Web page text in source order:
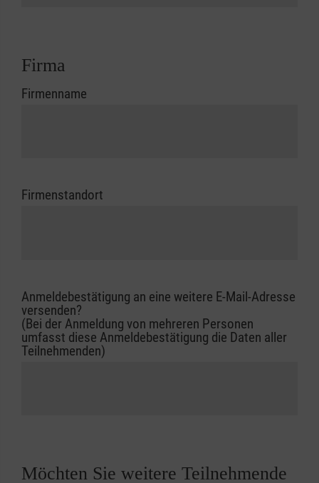
Firma
Firmenname
Firmenstandort
Anmeldebestätigung an eine weitere E-Mail-Adresse
versenden?
(Bei der Anmeldung von mehreren Personen
umfasst diese Anmeldebestätigung die Daten aller
Teilnehmenden)
Möchten Sie weitere Teilnehmende